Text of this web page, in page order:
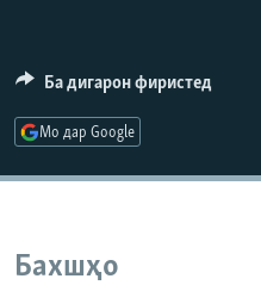
Ба дигарон фиристед
Мо дар Google
Бахшҳо